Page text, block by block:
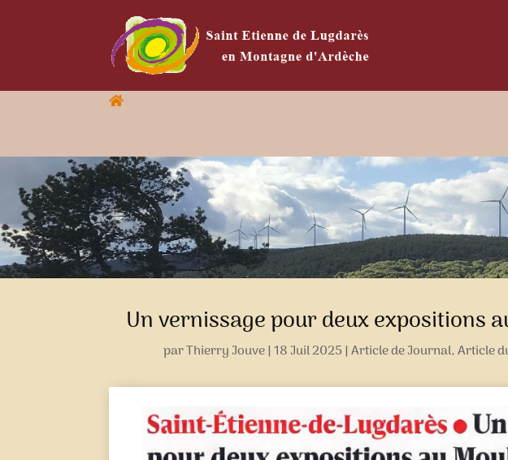
Un vernissage pour deux expositions
parThierry Jouve|18 Juil 2025|Article de Journal,Article